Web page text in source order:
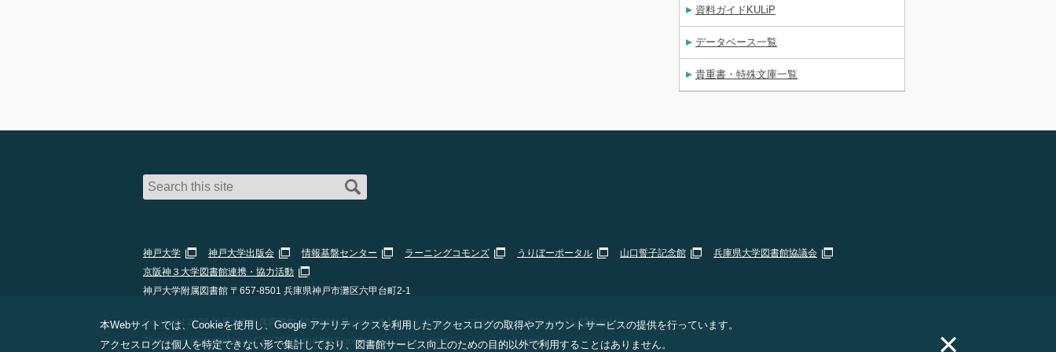
資料ガイドKULiP
データベース一覧
貴重書・特殊文庫一覧
神戸大学 神戸大学出版会 情報基盤センター ラーニングコモンズ うりぼーポータル 山口誓子記念館
兵庫県大学図書館協議会
京阪神３大学図書館連携・協力活動
神戸大学附属図書館 〒657-8501 兵庫県神戸市灘区六甲台町2-1
Copyright 2026 神戸大学附属図書館 All Rights Reserved. |サイトポリシー・プライバシーポリシー| お問合せ |Staff Only
This site is protected by reCAPTCHA and the GooglePrivacy PolicyandTerms of Serviceapply.
本Webサイトでは、Cookieを使用し、Google アナリティクスを利用したアクセスログの取得やアカウントサービスの提供を行っています。
アクセスログは個人を特定できない形で集計しており、図書館サービス向上のための目的以外で利用することはありません。